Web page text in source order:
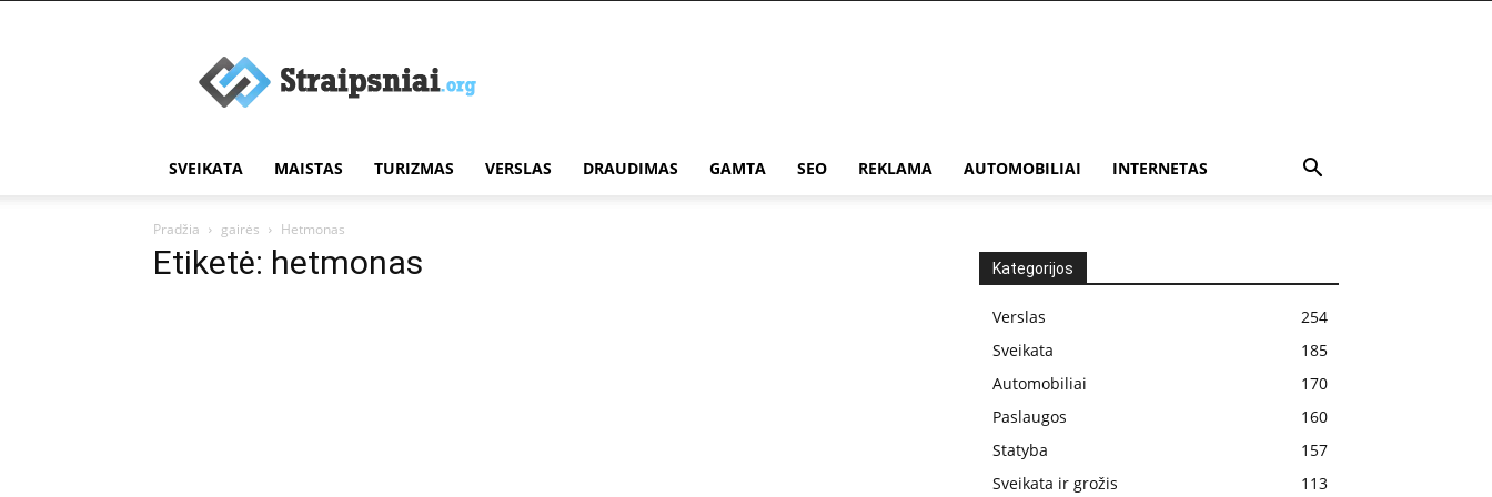
straipsniai
SVEIKATA MAISTAS TURIZMAS VERSLAS DRAUDIMAS GAMTA SEO REKLAMA AUTOMOBILIAI INTERNETAS
Pradžia gairės Hetmonas
Etiketė: hetmonas Kategorijos
Verslas
254
Sveikata
185
Automobiliai
170
Paslaugos
160
Statyba
157
Sveikata ir grožis
113